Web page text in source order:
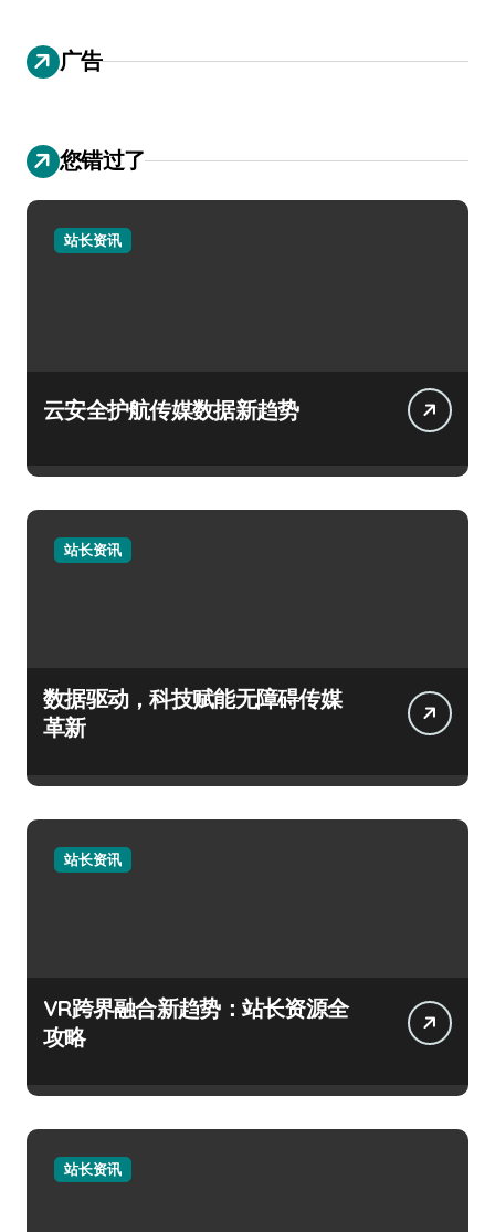
广告
您错过了
站长资讯
云安全护航传媒数据新趋势
站长资讯
数据驱动，科技赋能无障碍传媒
革新
站长资讯
VR跨界融合新趋势：站长资源全
攻略
站长资讯